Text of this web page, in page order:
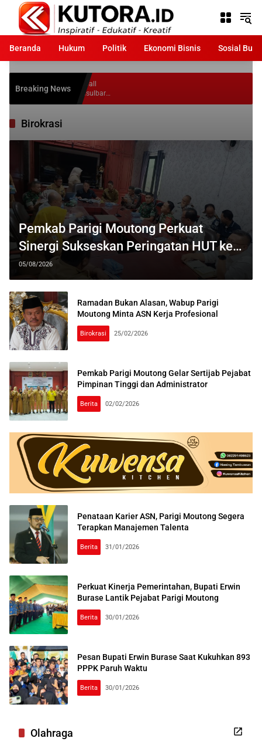
Langsung
konten
Beranda
Hukum Politik Ekonomi Bisnis Sosial
Breaking News
Birokrasi
Pemkab Parigi Moutong Perkuat
Sinergi Sukseskan Peringatan HUT ke-
81 RI
05/08/2026
Ramadan Bukan Alasan, Wabup Parigi
Moutong Minta ASN Kerja Profesional
Birokrasi 25/02/2026
Pemkab Parigi Moutong Gelar Sertijab Pejabat
Pimpinan Tinggi dan Administrator
Berita 02/02/2026
Penataan Karier ASN, Parigi Moutong Segera
Terapkan Manajemen Talenta
Berita 31/01/2026
Perkuat Kinerja Pemerintahan, Bupati Erwin
Burase Lantik Pejabat Parigi Moutong
Berita 30/01/2026
Pesan Bupati Erwin Burase Saat Kukuhkan 893
PPPK Paruh Waktu
Berita 30/01/2026
Olahraga